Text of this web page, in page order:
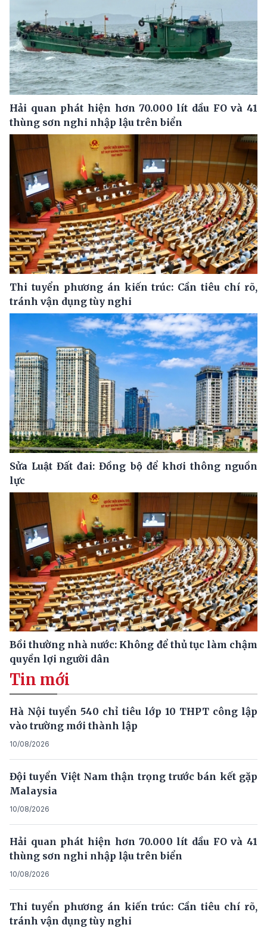
Hải quan phát hiện hơn 70.000 lít dầu FO và 41
thùng sơn nghi nhập lậu trên biển
Thi tuyển phương án kiến trúc: Cần tiêu chí rõ,
tránh vận dụng tùy nghi
Sửa Luật Đất đai: Đồng bộ để khơi thông nguồn
lực
Bồi thường nhà nước: Không để thủ tục làm chậm
quyền lợi người dân
Tin mới
Hà Nội tuyển 540 chỉ tiêu lớp 10 THPT công lập
vào trường mới thành lập
10/08/2026
Đội tuyển Việt Nam thận trọng trước bán kết gặp
Malaysia
10/08/2026
Hải quan phát hiện hơn 70.000 lít dầu FO và 41
thùng sơn nghi nhập lậu trên biển
10/08/2026
Thi tuyển phương án kiến trúc: Cần tiêu chí rõ,
tránh vận dụng tùy nghi